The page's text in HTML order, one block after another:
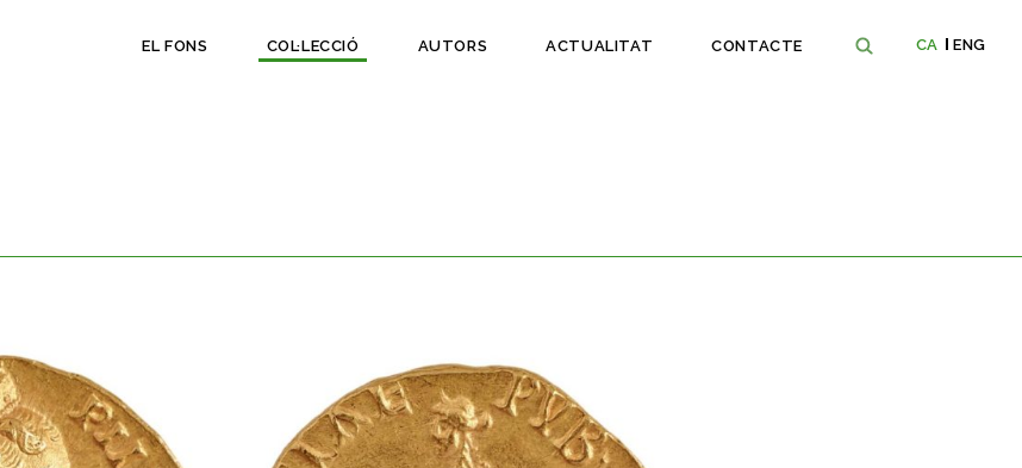
EL FONS COL·LECCIÓ AUTORS ACTUALITAT CONTACTE CA ENG